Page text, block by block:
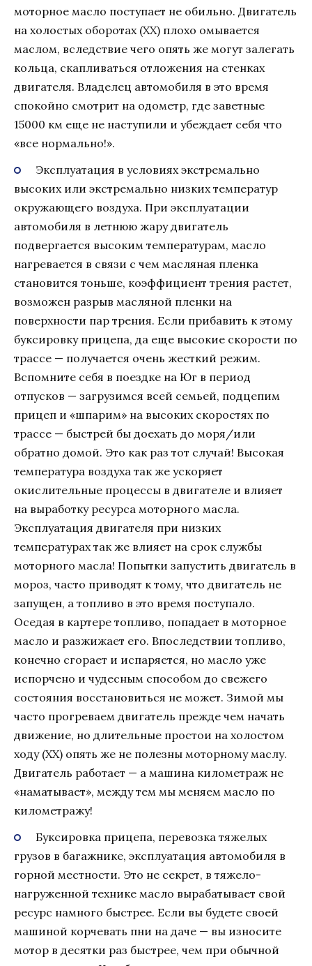
моторное масло поступает не обильно. Двигатель
на холостых оборотах (ХХ) плохо омывается
маслом, вследствие чего опять же могут залегать
кольца, скапливаться отложения на стенках
двигателя. Владелец автомобиля в это время
спокойно смотрит на одометр, где заветные
15000 км еще не наступили и убеждает себя что
«все нормально!».
Эксплуатация в условиях экстремально
высоких или экстремально низких температур
окружающего воздуха. При эксплуатации
автомобиля в летнюю жару двигатель
подвергается высоким температурам, масло
нагревается в связи с чем масляная пленка
становится тоньше, коэффициент трения растет,
возможен разрыв масляной пленки на
поверхности пар трения. Если прибавить к этому
буксировку прицепа, да еще высокие скорости по
трассе — получается очень жесткий режим.
Вспомните себя в поездке на Юг в период
отпусков — загрузимся всей семьей, подцепим
прицеп и «шпарим» на высоких скоростях по
трассе — быстрей бы доехать до моря/или
обратно домой. Это как раз тот случай! Высокая
температура воздуха так же ускоряет
окислительные процессы в двигателе и влияет
на выработку ресурса моторного масла.
Эксплуатация двигателя при низких
температурах так же влияет на срок службы
моторного масла! Попытки запустить двигатель в
мороз, часто приводят к тому, что двигатель не
запущен, а топливо в это время поступало.
Оседая в картере топливо, попадает в моторное
масло и разжижает его. Впоследствии топливо,
конечно сгорает и испаряется, но масло уже
испорчено и чудесным способом до свежего
состояния восстановиться не может. Зимой мы
часто прогреваем двигатель прежде чем начать
движение, но длительные простои на холостом
ходу (ХХ) опять же не полезны моторному маслу.
Двигатель работает — а машина километраж не
«наматывает», между тем мы меняем масло по
километражу!
Буксировка прицепа, перевозка тяжелых
грузов в багажнике, эксплуатация автомобиля в
горной местности. Это не секрет, в тяжело-
нагруженной технике масло вырабатывает свой
ресурс намного быстрее. Если вы будете своей
машиной корчевать пни на даче — вы износите
мотор в десятки раз быстрее, чем при обычной